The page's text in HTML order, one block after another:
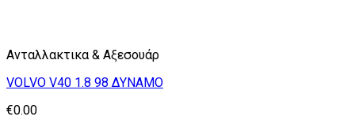
Ανταλλακτικα & Αξεσουάρ
VOLVO V40 1.8 98 ΔΥΝΑΜΟ
€0.00